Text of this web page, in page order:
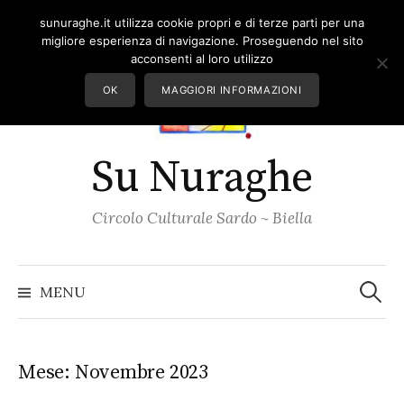
Su Nuraghe
Circolo Culturale Sardo ~ Biella
MENU per:
Mese: Novembre 2023
sunuraghe.it utilizza cookie propri e di terze parti per una
migliore esperienza di navigazione. Proseguendo nel sito
acconsenti al loro utilizzo
OK MAGGIORI INFORMAZIONI